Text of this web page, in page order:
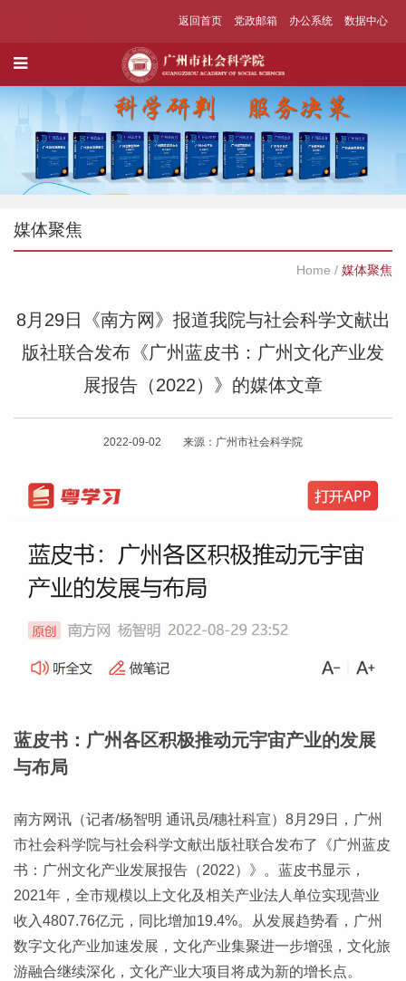
返回首页 党政邮箱 办公系统 数据中心
媒体聚焦
Home / 媒体聚焦
8月29日《南方网》报道我院与社会科学文献出
版社联合发布《广州蓝皮书：广州文化产业发
展报告（2022）》的媒体文章
2022-09-02 来源：广州市社会科学院
蓝皮书：广州各区积极推动元宇宙产业的发展
与布局
南方网讯（记者/杨智明 通讯员/穗社科宣）8月29日，广州
市社会科学院与社会科学文献出版社联合发布了《广州蓝皮
书：广州文化产业发展报告（2022）》。蓝皮书显示，
2021年，全市规模以上文化及相关产业法人单位实现营业
收入4807.76亿元，同比增加19.4%。从发展趋势看，广州
数字文化产业加速发展，文化产业集聚进一步增强，文化旅
游融合继续深化，文化产业大项目将成为新的增长点。